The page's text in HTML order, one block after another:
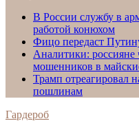
В России службу в
работой конюхом
Фицо передаст
Аналитики: россияне
мошенников в
Трамп отреагировал
пошлинам
Гардероб